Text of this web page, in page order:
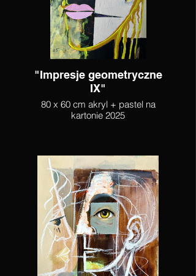
"Impresje geometryczne
IX"
80 x 60 cm akryl + pastel na
kartonie 2025